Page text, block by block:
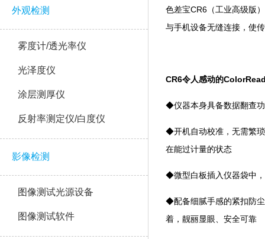
外观检测
雾度计/透光率仪
光泽度仪
涂层测厚仪
反射率测定仪/白度仪
影像检测
图像测试光源设备
图像测试软件
色差宝CR6（工业高级版）是
与手机设备无缝连接，
CR6令人感动的
◆仪器本身具备数据翻查
◆开机自动校准，无需
在能过计量的状态
◆微型白板插入仪器袋中，
◆配备细腻手感的紧扣防尘盖
着，靓丽显眼、安全可靠